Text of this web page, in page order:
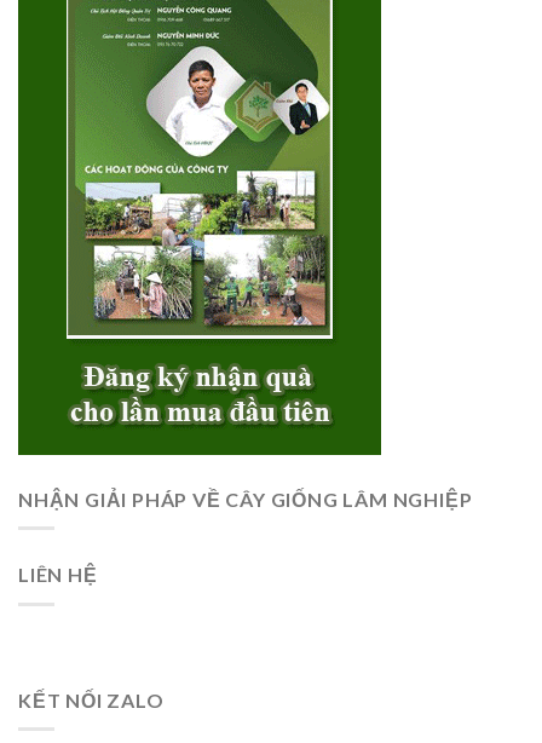
NHẬN GIẢI PHÁP VỀ CÂY GIỐNG LÂM NGHIỆP
LIÊN HỆ
KẾT NỐI ZALO